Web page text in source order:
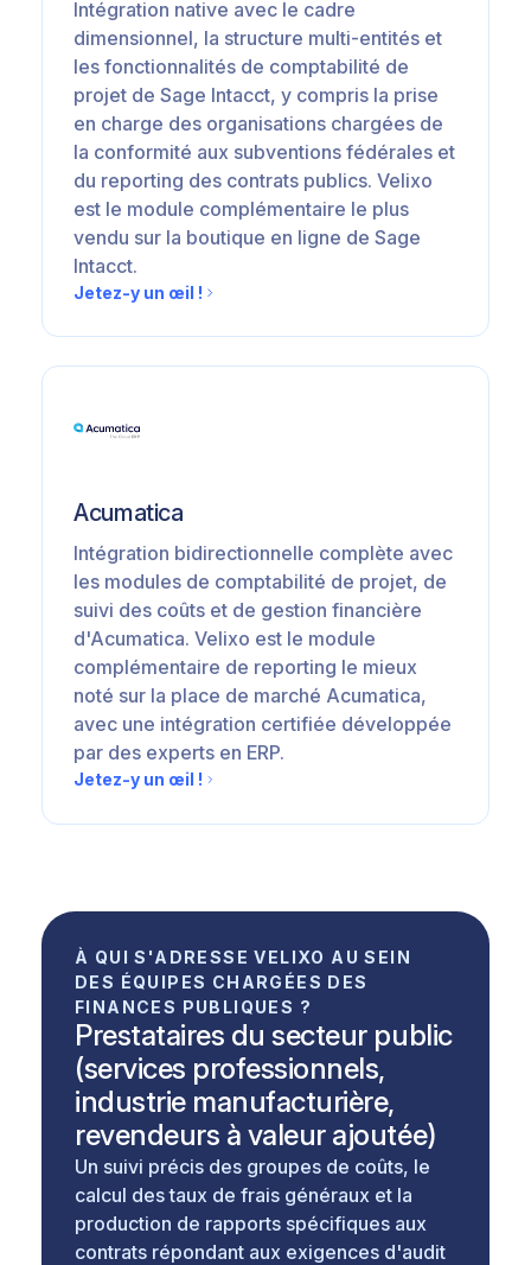
Intégration native avec le cadre
dimensionnel, la structure multi-entités et
les fonctionnalités de comptabilité de
projet de Sage Intacct, y compris la prise
en charge des organisations chargées de
la conformité aux subventions fédérales et
du reporting des contrats publics. Velixo
est le module complémentaire le plus
vendu sur la boutique en ligne de Sage
Intacct.
Jetez-y un œil !
Acumatica
Intégration bidirectionnelle complète avec
les modules de comptabilité de projet, de
suivi des coûts et de gestion financière
d'Acumatica. Velixo est le module
complémentaire de reporting le mieux
noté sur la place de marché Acumatica,
avec une intégration certifiée développée
par des experts en ERP.
Jetez-y un œil !
À QUI S'ADRESSE VELIXO AU SEIN
DES ÉQUIPES CHARGÉES DES
FINANCES PUBLIQUES ?
Prestataires du secteur public
(services professionnels,
industrie manufacturière,
revendeurs à valeur ajoutée)
Un suivi précis des groupes de coûts, le
calcul des taux de frais généraux et la
production de rapports spécifiques aux
contrats répondant aux exigences d'audit